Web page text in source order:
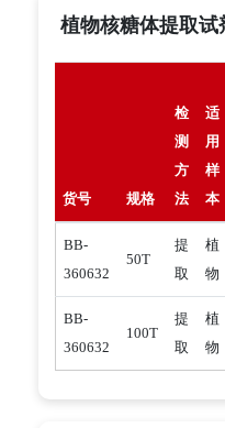
植物核糖体提取
货号 规格
检
测
方
法
适
用
样
本
BB-
360632
50T
提
取
植
物
BB-
360632
100T
提
取
植
物